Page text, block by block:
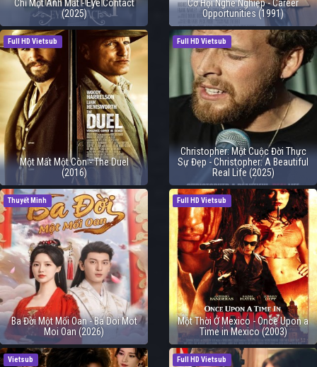
Chỉ Một Ánh Mắt - Eye Contact
(2025)
Cơ Hội Nghề Nghiệp - Career
Opportunities (1991)
Full HD Vietsub
Một Mất Một Còn - The Duel
(2016)
Full HD Vietsub
Christopher: Một Cuộc Đời Thực
Sự Đẹp - Christopher: A Beautiful
Real Life (2025)
Thuyết Minh
Ba Đời Một Mối Oan - Ba Doi Mot
Moi Oan (2026)
Full HD Vietsub
Một Thời Ở Mexico - Once Upon a
Time in Mexico (2003)
Vietsub Full HD Vietsub